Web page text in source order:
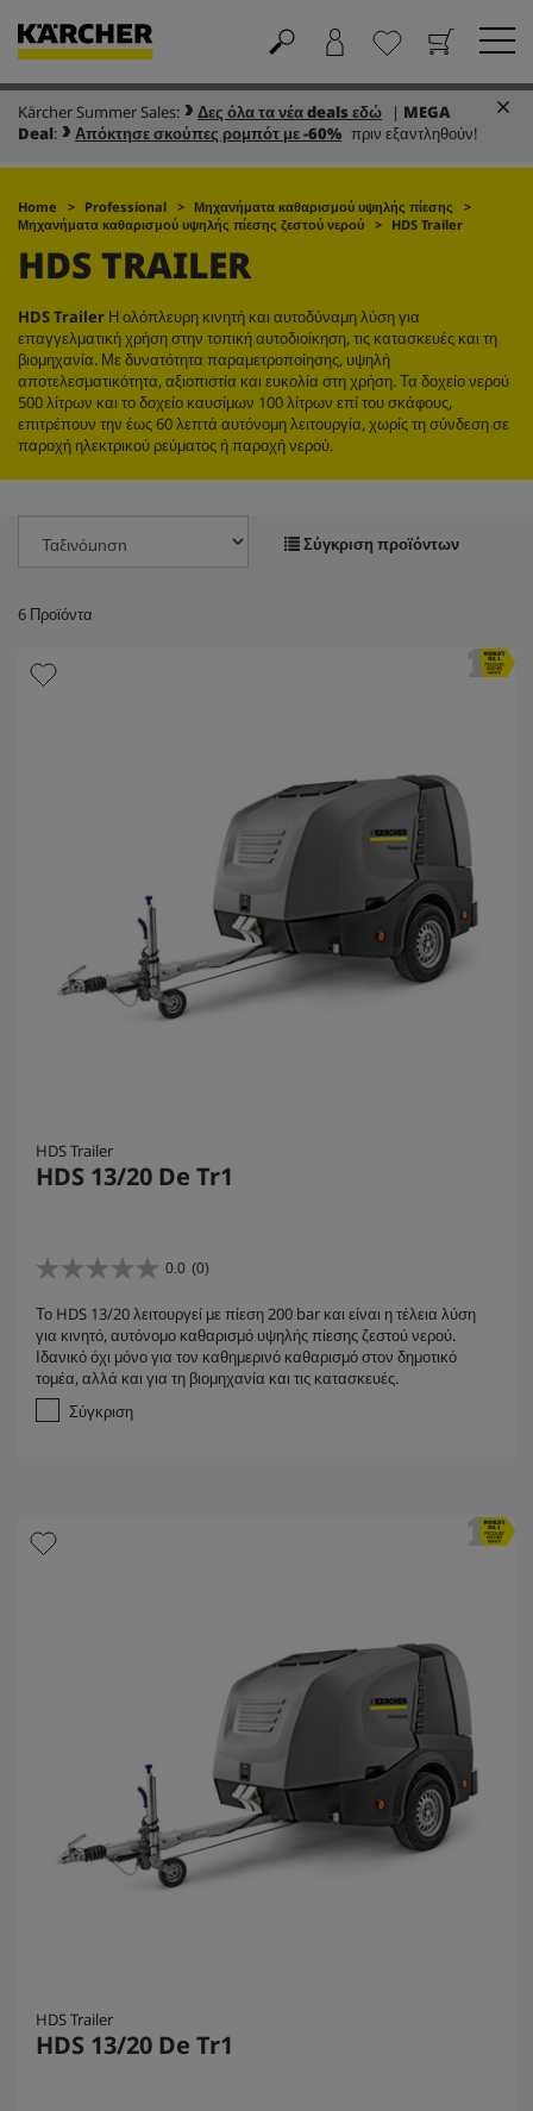
Καλάθι
Αγαπημένα
Kärcher Summer Sales: Δες όλα τα νέα deals εδώ | MEGA
Deal: Απόκτησε σκούπες ρομπότ με -60% πριν εξαντληθούν!
Home Professional
Μηχανήματα καθαρισμού υψηλής πίεσης
Μηχανήματα καθαρισμού υψηλής πίεσης ζεστού νερού
HDS Trailer
HDS TRAILER
HDS Trailer Η ολόπλευρη κινητή και αυτοδύναμη λύση για
επαγγελματική χρήση στην τοπική αυτοδιοίκηση, τις κατασκευές και τη
βιομηχανία. Με δυνατότητα παραμετροποίησης, υψηλή
αποτελεσματικότητα, αξιοπιστία και ευκολία στη χρήση. Τα δοχείο νερού
500 λίτρων και το δοχείο καυσίμων 100 λίτρων επί του σκάφους,
επιτρέπουν την έως 60 λεπτά αυτόνομη λειτουργία, χωρίς τη σύνδεση σε
παροχή ηλεκτρικού ρεύματος ή παροχή νερού.
Σύγκριση προϊόντων
6 Προϊόντα
HDS Trailer
HDS 13/20 De Tr1
0.0 (0)
0
0
α
π
ό
α
ι
α
Το HDS 13/20 λειτουργεί με πίεση 200 bar και είναι η τέλεια λύση
για κινητό, αυτόνομο καθαρισμό υψηλής πίεσης ζεστού νερού.
Ιδανικό όχι μόνο για τον καθημερινό καθαρισμό στον δημοτικό
τομέα, αλλά και για τη βιομηχανία και τις κατασκευές.
Σύγκριση
HDS Trailer
HDS 13/20 De Tr1